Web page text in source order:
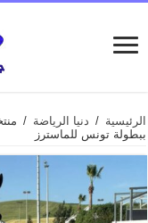
الرئيسية / دنيا الرياضة /
ببطولة تونس للماسترز